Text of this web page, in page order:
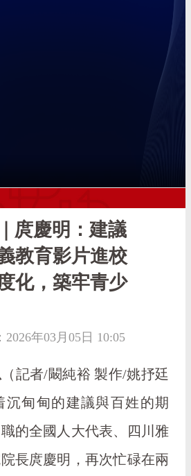
庹慶明：建議
教育影片進校
化，築牢青少
年03月05日 10:05
（記者/闞純裕 製作/姚抒廷
沉甸甸的建議與百姓的期
的全國人大代表、四川雅
長庹慶明，再次忙碌在兩